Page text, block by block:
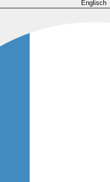
Englisch